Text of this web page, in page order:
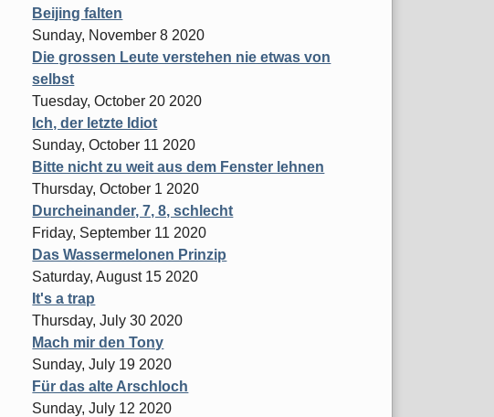
Beijing falten
Sunday, November 8 2020
Die grossen Leute verstehen nie etwas von
selbst
Tuesday, October 20 2020
Ich, der letzte Idiot
Sunday, October 11 2020
Bitte nicht zu weit aus dem Fenster lehnen
Thursday, October 1 2020
Durcheinander, 7, 8, schlecht
Friday, September 11 2020
Das Wassermelonen Prinzip
Saturday, August 15 2020
It's a trap
Thursday, July 30 2020
Mach mir den Tony
Sunday, July 19 2020
Für das alte Arschloch
Sunday, July 12 2020